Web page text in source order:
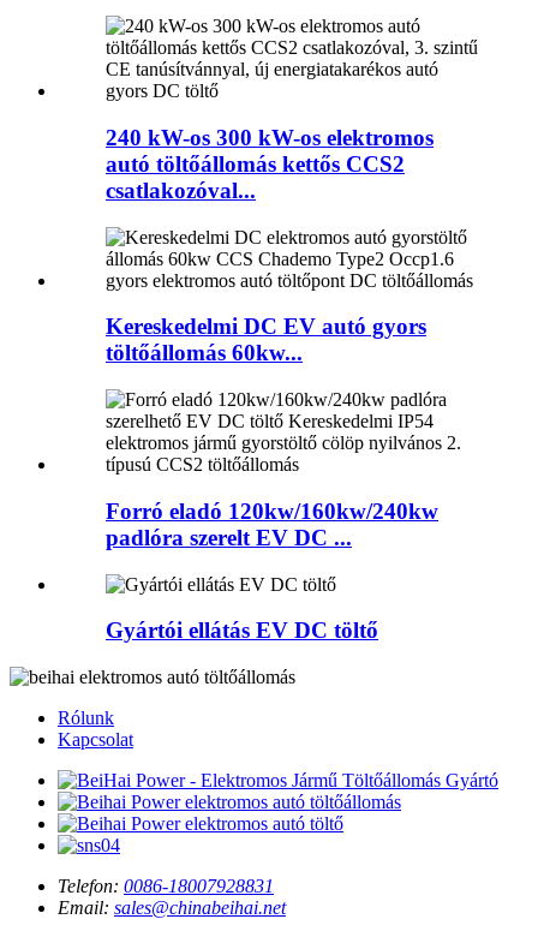
240 kW-os 300 kW-os elektromos
autó töltőállomás kettős CCS2
csatlakozóval...
Kereskedelmi DC EV autó gyors
töltőállomás 60kw...
Forró eladó 120kw/160kw/240kw
padlóra szerelt EV DC ...
Gyártói ellátás EV DC töltő
Rólunk
Kapcsolat
Telefon: 0086-18007928831
Email: sales@chinabeihai.net